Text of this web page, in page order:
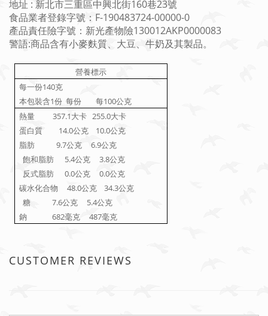
地址 : 新北市三重區中興北街160巷23號
食品業者登錄字號：F-190483724-00000-0
產品責任險字號：新光產物險130012AKP0000083
警語:商品含有小麥麩質、大豆、牛奶及其製品。
營養標示
每一份140克
本包裝含1份 每份 每100公克
熱量
357.1 大卡255.0大卡
蛋白質
14.0公克 10.0公克
脂肪
9.7公克 6.9公克
飽和脂肪
5.4公克 3.8公克
反式脂肪
0.0公克 0.0公克
碳水化合物
48.0公克 34.3公克
糖
7.6公克 5.4公克
鈉
682毫克 487毫克
CUSTOMER REVIEWS